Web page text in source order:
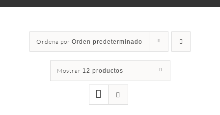
Ordena por Orden predeterminado
Mostrar 12 productos